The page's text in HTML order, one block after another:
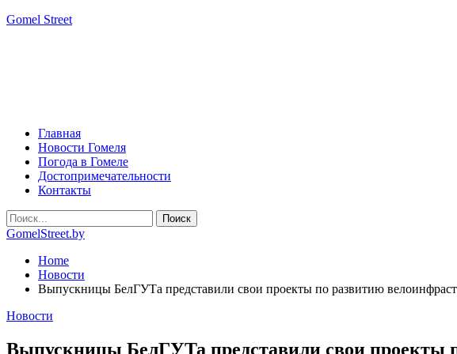
Gomel Street
Главная
Новости Гомеля
Погода в Гомеле
Достопримечательности
Контакты
GomelStreet.by
Home
Новости
Выпускницы БелГУТа представили свои проекты по развитию
Новости
Выпускницы БелГУТа представили свои проекты